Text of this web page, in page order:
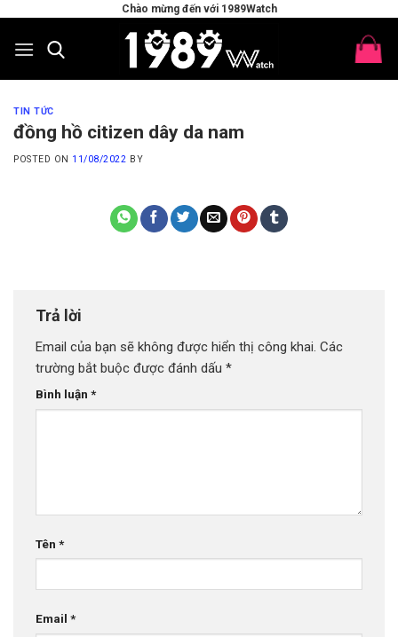
content
Chào mừng đến với 1989Watch
TIN TỨC
đồng hồ citizen dây da nam
POSTED ON 11/08/2022 BY
Trả lời
Email của bạn sẽ không được hiển thị công khai. Các
trường bắt buộc được đánh dấu *
Bình luận *
Tên *
Email *